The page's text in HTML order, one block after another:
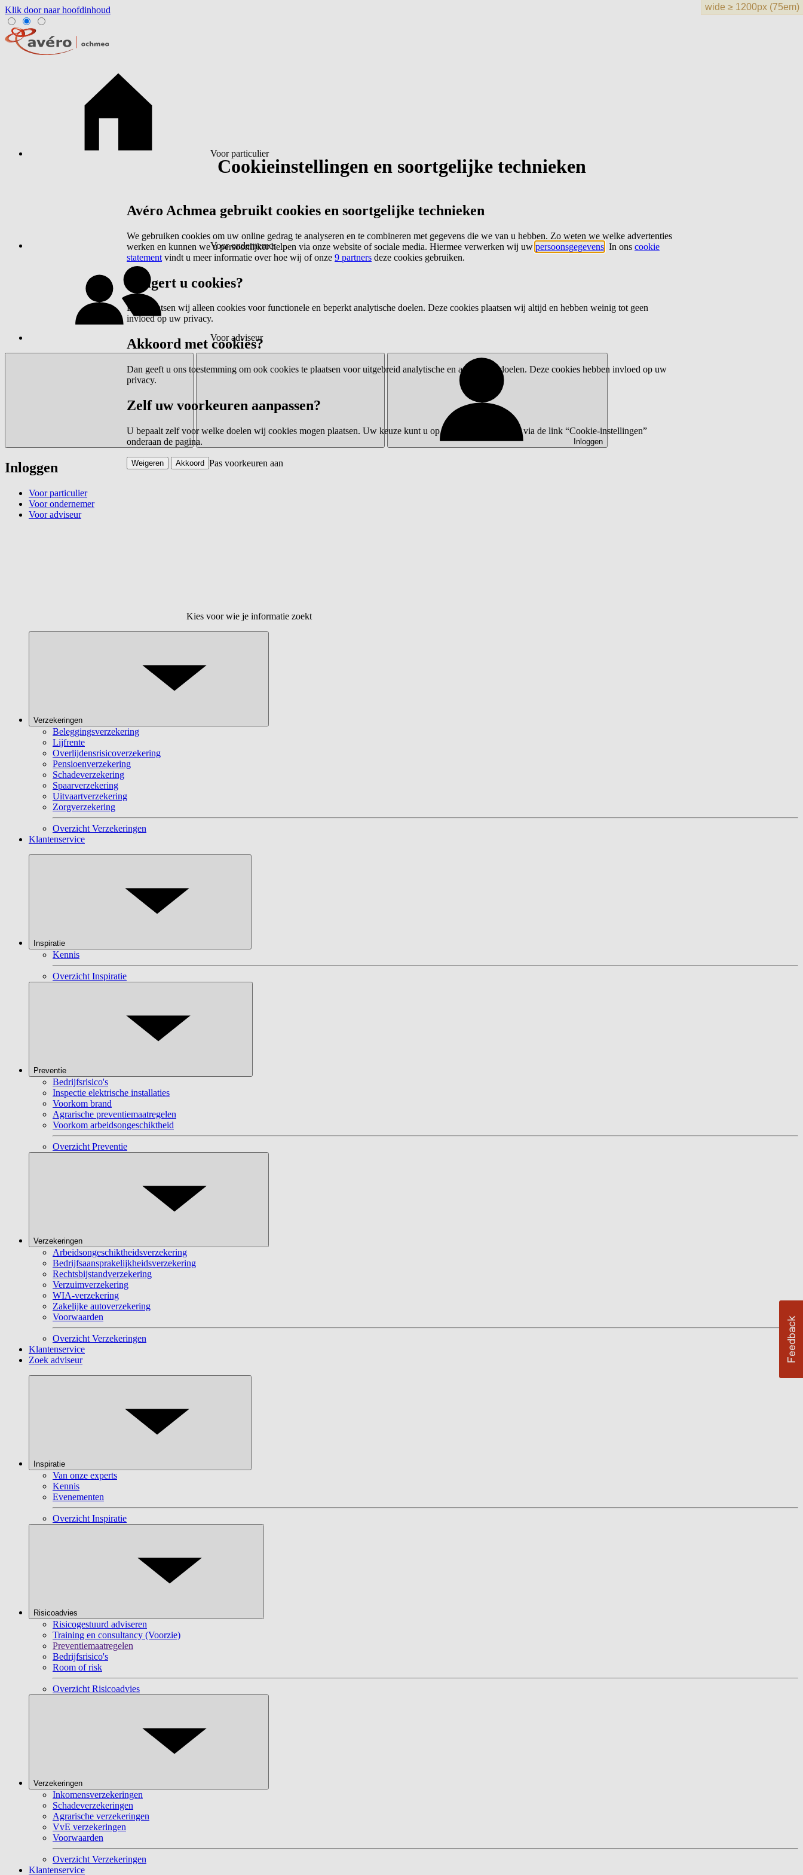
Klik door naar hoofdinhoud
Voor particulier
Voor ondernemer
Voor adviseur
Inloggen
Inloggen
Voor particulier
Voor ondernemer
Voor adviseur
Kies voor wie je informatie zoekt
Verzekeringen
Beleggingsverzekering
Lijfrente
Overlijdensrisicoverzekering
Pensioenverzekering
Schadeverzekering
Spaarverzekering
Uitvaartverzekering
Zorgverzekering
Overzicht Verzekeringen
Klantenservice
Inspiratie
Kennis
Overzicht Inspiratie
Preventie
Bedrijfsrisico's
Inspectie elektrische installaties
Voorkom brand
Agrarische preventiemaatregelen
Voorkom arbeidsongeschiktheid
Overzicht Preventie
Verzekeringen
Arbeidsongeschiktheidsverzekering
Bedrijfsaansprakelijkheidsverzekering
Rechtsbijstandverzekering
Verzuimverzekering
WIA-verzekering
Zakelijke autoverzekering
Voorwaarden
Overzicht Verzekeringen
Klantenservice
Zoek adviseur
Inspiratie
Van onze experts
Kennis
Evenementen
Overzicht Inspiratie
Risicoadvies
Risicogestuurd adviseren
Training en consultancy (Voorzie)
Preventiemaatregelen
Bedrijfsrisico's
Room of risk
Overzicht Risicoadvies
Verzekeringen
Inkomensverzekeringen
Schadeverzekeringen
Agrarische verzekeringen
VvE verzekeringen
Voorwaarden
Overzicht Verzekeringen
Klantenservice
Cookieinstellingen en soortgelijke technieken
Avéro Achmea gebruikt cookies en soortgelijke technieken
We gebruiken cookies om uw online gedrag te analyseren en te combineren met gegevens die we van u hebben. Zo weten we welke advertenties
werken en kunnen we u persoonlijker helpen via onze website of sociale media. Hiermee verwerken wij uw persoonsgegevens . In ons cookie
statement vindt u meer informatie over hoe wij of onze 9 partners deze cookies gebruiken.
Weigert u cookies?
Dan plaatsen wij alleen cookies voor functionele en beperkt analytische doelen. Deze cookies plaatsen wij altijd en hebben weinig tot geen
invloed op uw privacy.
Akkoord met cookies?
Dan geeft u ons toestemming om ook cookies te plaatsen voor uitgebreid analytische en advertentiedoelen. Deze cookies hebben invloed op uw
privacy.
Zelf uw voorkeuren aanpassen?
U bepaalt zelf voor welke doelen wij cookies mogen plaatsen. Uw keuze kunt u op elk moment wijzigen via de link “Cookie-instellingen”
onderaan de pagina.
Pas voorkeuren aan
Weigeren Akkoord